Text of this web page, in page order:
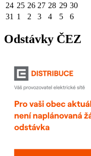
24 25 26 27 28 29 30
31 1 2 3 4 5 6
Odstávky ČEZ